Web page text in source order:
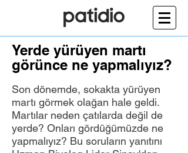
Yerde yürüyen martı
görünce ne yapmalıyız?
Son dönemde, sokakta yürüyen
martı görmek olağan hale geldi.
Martılar neden çatılarda değil de
yerde? Onları gördüğümüzde ne
yapmalıyız? Bu soruların yanıtını